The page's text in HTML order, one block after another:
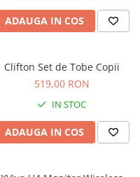
ADAUGA IN COS
Clifton Set de Tobe Copii
519,00 RON
IN STOC
ADAUGA IN COS